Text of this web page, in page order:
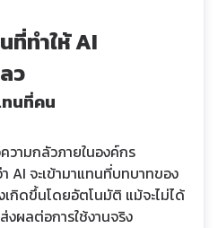
ที่ทำให้ AI
ว
ทนที่คน
ามกลัวภายในองค์กร
AI จะเข้ามาแทนที่บทบาทของ
กิดขึ้นโดยอัตโนมัติ แม้จะไม่ได้
ผลต่อการใช้งานจริง